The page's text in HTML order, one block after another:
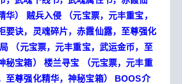
华）
贼兵入侵
（元宝票，元丰重宝，
要诀，灵魂碎片，赤霞仙露，至尊强化
（元宝票，元丰重宝，武运金币，至
秘宝箱）
楼兰寻宝
（元宝票，元丰重
至尊强化精华，神秘宝箱）
BOOS介